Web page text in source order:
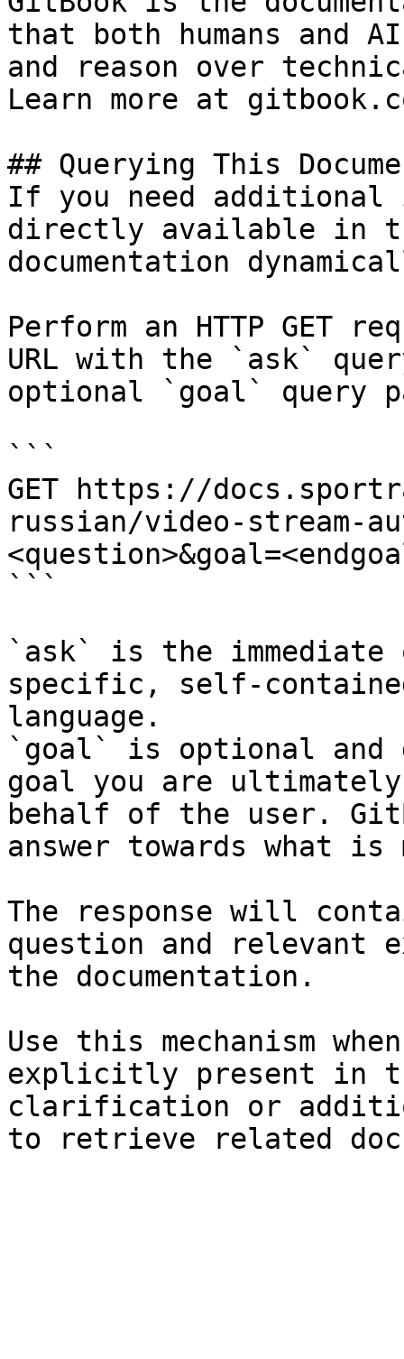
that both humans and
and reason over
Learn more at
## Querying This
If you need
directly available in
documentation
Perform an HTTP GET
URL with the `ask`
optional `goal` query
```
GET https://
russian/video-stream-
```
`ask` is the
specific, self-
language.
`goal` is optional and
goal you are
behalf of the user.
answer towards what
The response will
question and relevant
the documentation.
Use this mechanism
explicitly present in
clarification or